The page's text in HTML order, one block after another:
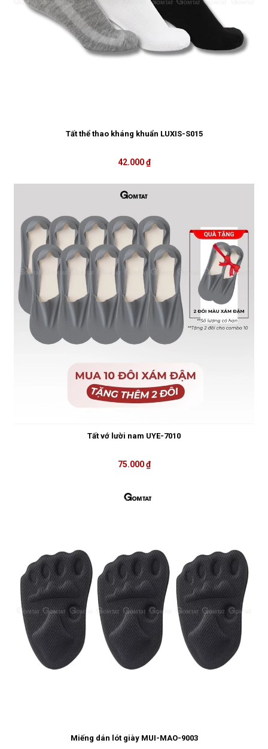
Tất thể thao kháng khuẩn LUXIS-S015
42.000 ₫
Tất vớ lười nam UYE-7010
75.000 ₫
Miếng dán lót giày MUI-MAO-9003